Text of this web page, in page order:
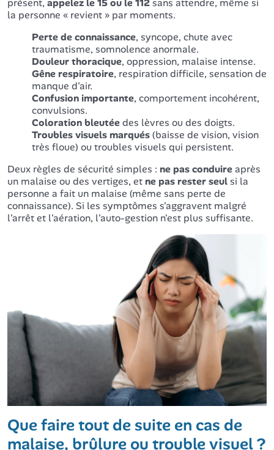
présent,appelez le 15 ou le 112sans attendre, même si
la personne « revient » par moments.
Perte de connaissance, syncope, chute avec
traumatisme, somnolence anormale.
Douleur thoracique, oppression, malaise intense.
Gêne respiratoire, respiration difficile, sensation de
manque d'air.
Confusion importante, comportement incohérent,
convulsions.
Coloration bleutéedes lèvres ou des doigts.
Troubles visuels marqués(baisse de vision, vision
très floue) ou troubles visuels qui persistent.
Deux règles de sécurité simples : ne pas conduireaprès
un malaise ou des vertiges, et ne pas rester seulsi la
personne a fait un malaise (même sans perte de
connaissance). Si les symptômes s'aggravent malgré
l'arrêt et l'aération, l'auto-gestion n'est plus suffisante.
Que faire tout de suite en cas de
malaise, brûlure ou trouble visuel ?